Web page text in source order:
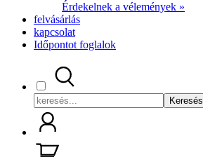
Érdekelnek a vélemények »
felvásárlás
kapcsolat
Időpontot foglalok
Keresés